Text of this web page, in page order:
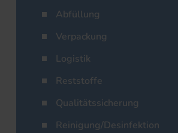
Abfüllung
Verpackung
Logistik
Reststoffe
Qualitätssicherung
Reinigung/Desinfektion